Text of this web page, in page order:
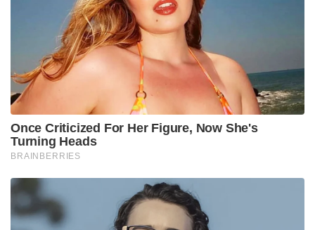
Once Criticized For Her Figure, Now She's
Turning Heads
BRAINBERRIES